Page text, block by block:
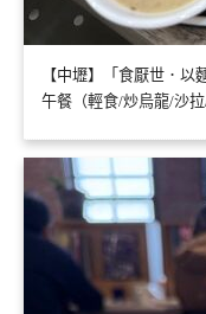
【中壢】「食厭世．
午餐（輕食/炒烏龍/沙